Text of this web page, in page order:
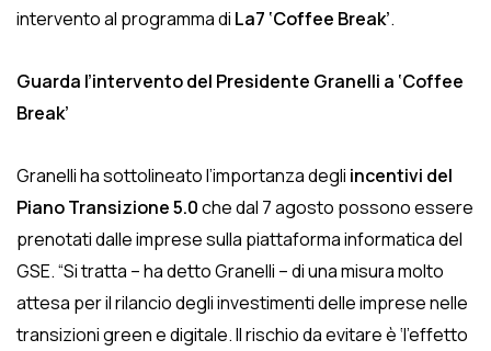
intervento al programma di La7 ‘Coffee Break’.
Guarda l’intervento del Presidente Granelli a ‘Coffee
Break’
Granelli ha sottolineato l’importanza degli incentivi del
Piano Transizione 5.0che dal 7 agosto possono essere
prenotati dalle imprese sulla piattaforma informatica del
GSE. “Si tratta – ha detto Granelli – di una misura molto
attesa per il rilancio degli investimenti delle imprese nelle
transizioni green e digitale. Il rischio da evitare è ‘l’effetto